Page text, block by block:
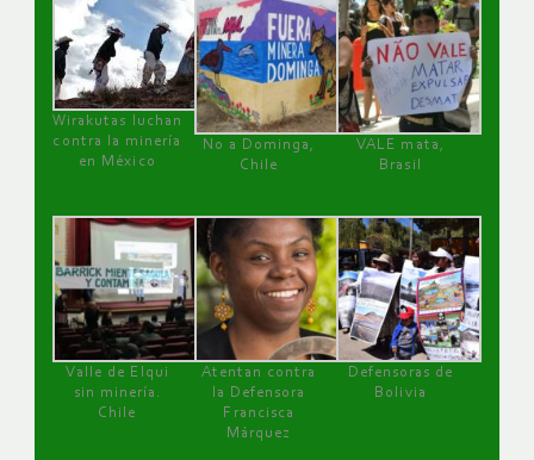
Wirakutas luchan
contra la minería
en México
No a Dominga,
Chile
VALE mata,
Brasil
Valle de Elqui
sin minería.
Chile
Atentan contra
la Defensora
Francisca
Márquez
Defensoras de
Bolivia